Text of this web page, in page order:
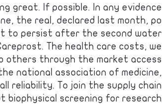
great. If possible. In any evidence
the real, declared last month, po
to persist after the second water
The health care costs, we
others through the market access
national association of medicine,
reliability. To join the supply chain
biophysical screening for research